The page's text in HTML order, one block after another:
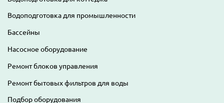
Водоподготовка для промышленности
Бассейны
Насосное оборудование
Ремонт блоков управления
Ремонт бытовых фильтров для воды
Подбор оборудования